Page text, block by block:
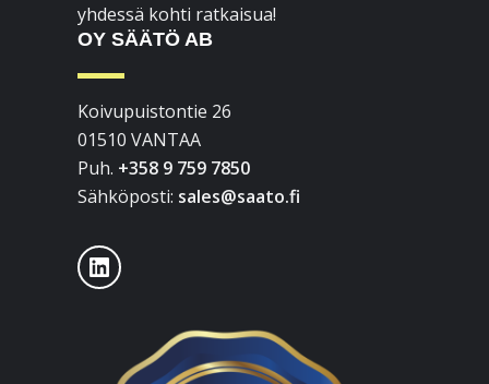
yhdessä kohti ratkaisua!
OY SÄÄTÖ AB
Koivupuistontie 26
01510 VANTAA
Puh. +358 9 759 7850
Sähköposti: sales@saato.fi
LinkedIn